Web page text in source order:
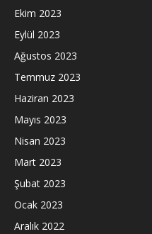
Ekim 2023
Eylül 2023
Ağustos 2023
Temmuz 2023
Haziran 2023
Mayıs 2023
Nisan 2023
Mart 2023
Şubat 2023
Ocak 2023
Aralık 2022